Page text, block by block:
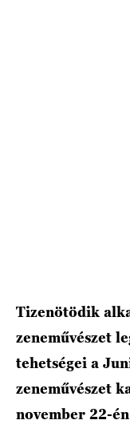
Tizenötödik
zeneművészet
tehetségei a
zeneművészet
november 22-